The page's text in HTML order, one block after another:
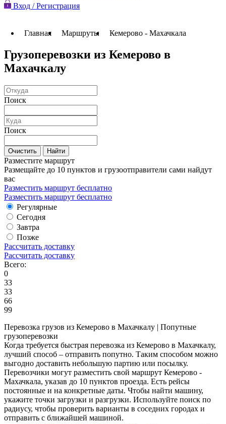
Вход / Регистрация
Главная Маршруты Кемерово - Махачкала
Грузоперевозки из Кемерово в
Махачкалу
Поиск
Поиск
Очистить Найти
Разместите маршрут
Размещайте до 10 пунктов и грузоотправители сами найдут
вас
Разместить маршрут бесплатно
Разместить маршрут бесплатно
Регулярные
Сегодня
Завтра
Позже
Рассчитать доставку
Рассчитать доставку
Всего:
0
33
33
66
99
Перевозка грузов из Кемерово в Махачкалу | Попутные
грузоперевозки
Когда требуется быстрая перевозка из Кемерово в Махачкалу,
лучший способ – отправить попутно. Таким способом можно
выгодно доставить небольшую партию или посылку.
Перевозчики могут разместить свой маршрут Кемерово -
Махачкала, указав до 10 пунктов проезда. Есть рейсы
постоянные и на конкретные даты. Чтобы найти машину,
укажите точки загрузки и разгрузки. Используйте поиск по
радиусу, чтобы проверить варианты в соседних городах и
отправить с ближайшей машиной.